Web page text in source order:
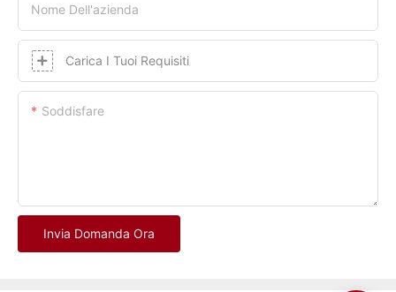
Nome Dell'azienda
Carica I Tuoi Requisiti
Soddisfare
Invia Domanda Ora